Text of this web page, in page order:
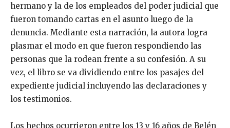
hermano y la de los empleados del poder judicial que
fueron tomando cartas en el asunto luego de la
denuncia. Mediante esta narración, la autora logra
plasmar el modo en que fueron respondiendo las
personas que la rodean frente a su confesión. A su
vez, el libro se va dividiendo entre los pasajes del
expediente judicial incluyendo las declaraciones y
los testimonios.
Los hechos ocurrieron entre los 13 y 16 años de Belén